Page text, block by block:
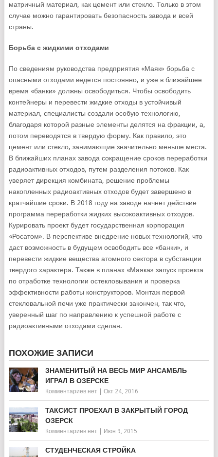
матричный материал, как цемент или стекло. Только в этом
случае можно гарантировать безопасность завода и всей
страны.
Борьба с жидкими отходами
По сведениям руководства предприятия «Маяк» борьба с
опасными отходами ведется постоянно, и уже в ближайшее
время «банки» должны освободиться. Чтобы освободить
контейнеры и перевести жидкие отходы в устойчивый
материал, специалисты создали особую технологию,
благодаря которой разные элементы делятся на фракции, а,
потом переводятся в твердую форму. Как правило, это
цемент или стекло, занимающие значительно меньше места.
В ближайших планах завода сокращение сроков переработки
радиоактивных отходов, путем разделения потоков. Как
уверяет дирекция комбината, решение проблемы
накопленных радиоактивных отходов будет завершено в
кратчайшие сроки. В 2018 году на заводе начнет действие
программа переработки жидких высокоактивных отходов.
Курировать проект будет государственная корпорация
«Росатом». В перспективе внедрение новых технологий, что
даст возможность в будущем освободить все «банки», и
перевести жидкие вещества атомного сектора в субстанции
твердого характера. Также в планах «Маяка» запуск проекта
по отработке технологии остекловывания и проверка
эффективности работы конструкторов. Монтаж первой
стекловальной печи уже практически закончен, так что,
уверенный шаг по направлению к успешной работе с
радиоактивными отходами сделан.
ПОХОЖИЕ ЗАПИСИ
ЗНАМЕНИТЫЙ НА ВЕСЬ МИР АНСАМБЛЬ
ИГРАЛ В ОЗЕРСКЕ
Комментариев нет Окт 24, 2016
ТАКСИСТ ПРОЕХАЛ В ЗАКРЫТЫЙ ГОРОД
ОЗЕРСК
Комментариев нет Июн 9, 2015
СТУДЕНЧЕСКАЯ СТРОЙКА